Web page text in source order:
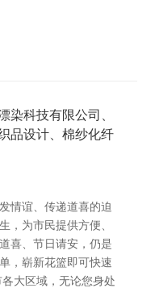
染科技有限公司、
品设计、棉纱化纤
情谊、传递道喜的迫
，为市民提供方便、
喜、节日请安，仍是
，崭新花篮即可快速
大区域，无论您身处